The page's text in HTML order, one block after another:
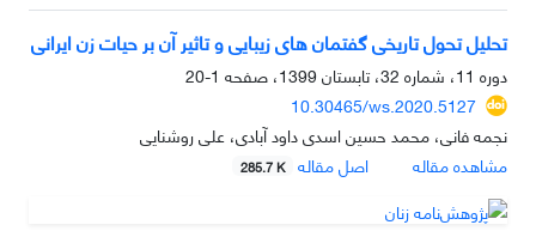
تحلیل تحول تاریخی گفتمان های زیبایی و تاثیر آن بر حیات زن ایرانی
دوره 11، شماره 32، تابستان 1399، صفحه
1-20
10.30465/ws.2020.5127
نجمه فانی، محمد حسین اسدی داود آبادی، علی روشنایی
مشاهده مقاله
اصل مقاله 285.7 K